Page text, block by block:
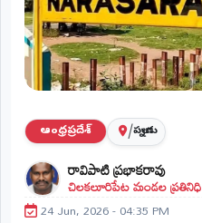
ప్రాంతీయ
వార్తలు
(STATE)
తెలంగాణ
ఆంధ్రప్రదేశ్
ప్రధాన
విభాగాలు
(MAIN)
ఆంధ్రప్రదేశ్ /పల్నాడు
రావిపాటి ప్రభాకరావు
చిలకలూరిపేట మండల ప్రతినిధి
24 Jun, 2026 - 04:35 PM